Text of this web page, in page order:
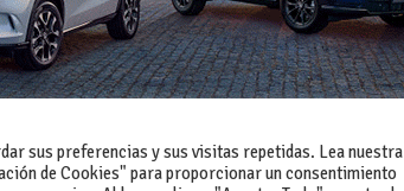
sus preferencias y sus visitas repetidas. Lea nuestra
de Cookies" para proporcionar un consentimiento